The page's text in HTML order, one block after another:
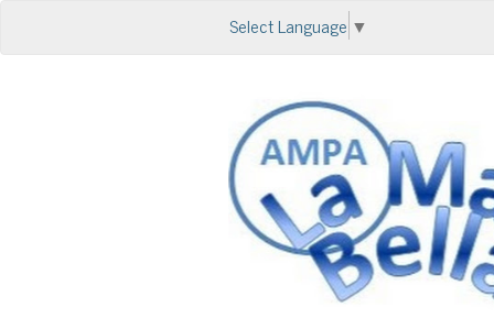
Select Language ▼